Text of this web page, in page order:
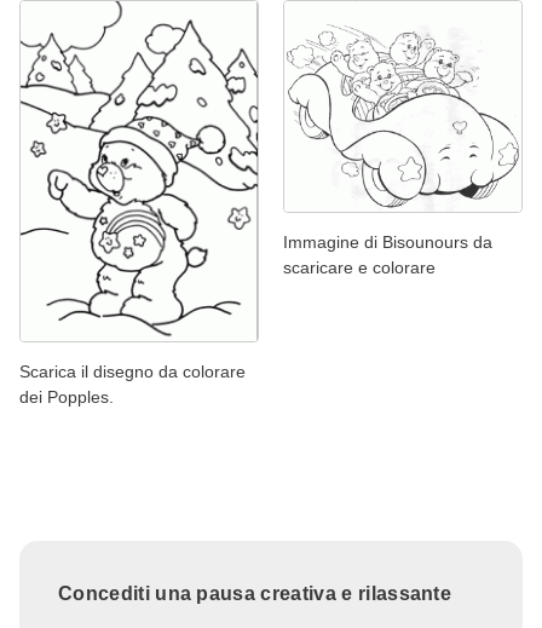
Scarica il disegno da colorare
dei Popples.
Immagine di Bisounours da
scaricare e colorare
Concediti una pausa creativa e rilassante